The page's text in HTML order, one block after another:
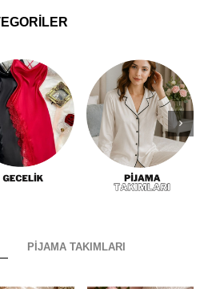
PİJAMA TAKIMLARI